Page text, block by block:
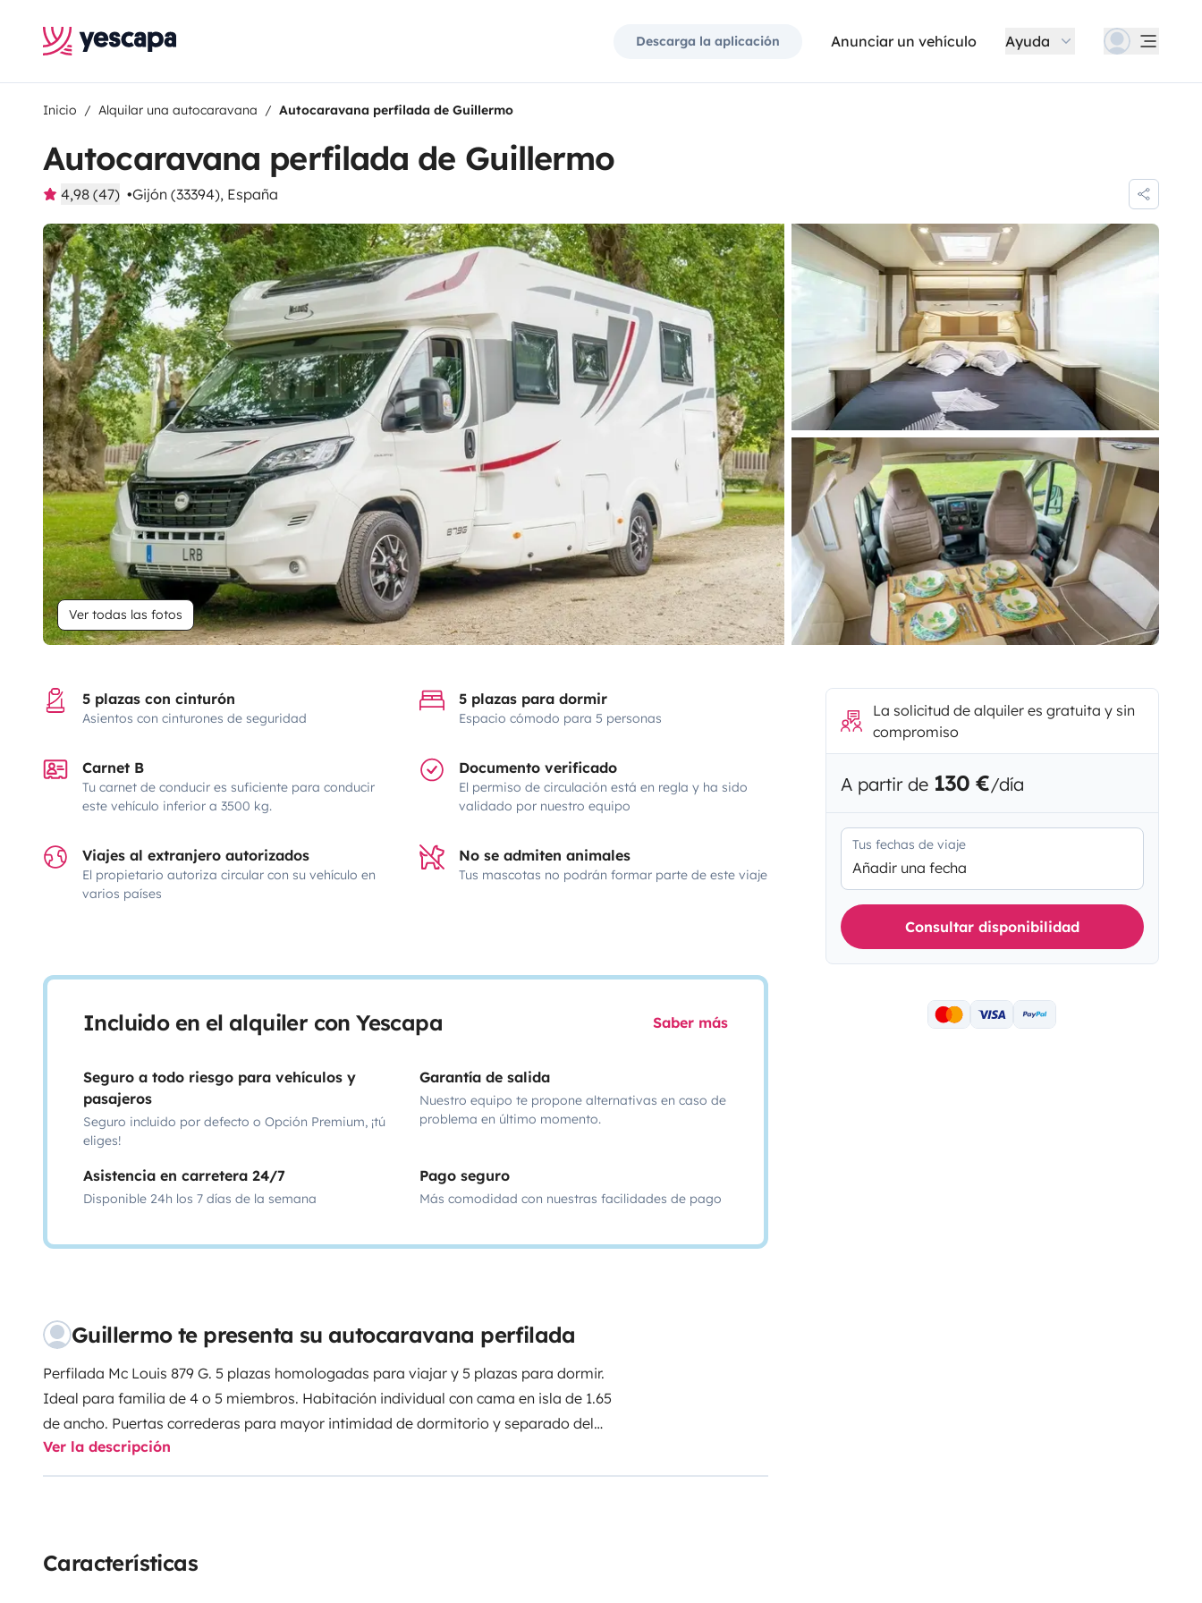
Descarga la aplicación Anunciar un vehículo Ayuda
Inicio Alquilar una autocaravana Autocaravana perfilada de Guillermo
Autocaravana perfilada de Guillermo
4,98 (47) Gijón (33394), España
Ver todas las fotos
5 plazas con cinturón
Asientos con cinturones de seguridad
5 plazas para dormir
Espacio cómodo para 5 personas
Carnet B
Tu carnet de conducir es suficiente para conducir
este vehículo inferior a 3500 kg.
Documento verificado
El permiso de circulación está en regla y ha sido
validado por nuestro equipo
Viajes al extranjero autorizados
El propietario autoriza circular con su vehículo en
varios países
No se admiten animales
Tus mascotas no podrán formar parte de este viaje
Incluido en el alquiler con Yescapa Saber más
Seguro a todo riesgo para vehículos y
pasajeros
Seguro incluido por defecto o Opción Premium, ¡tú
eliges!
Garantía de salida
Nuestro equipo te propone alternativas en caso de
problema en último momento.
Asistencia en carretera 24/7
Disponible 24h los 7 días de la semana
Pago seguro
Más comodidad con nuestras facilidades de pago
Guillermo te presenta su autocaravana perfilada
Perfilada Mc Louis 879 G. 5 plazas homologadas para viajar y 5 plazas para dormir.
Ideal para familia de 4 o 5 miembros. Habitación individual con cama en isla de 1.65
de ancho. Puertas correderas para mayor intimidad de dormitorio y separado del
baño. Grandes armarios percheros y puertas. Luces led táctiles. 4 enchufes USB para
teléfonos móviles u otros dispositivos.Cama basculante central de 1.20 para 2
vehiculo. Cocina con 3 fuegos y campana extractora. Nevera y congelador grandes de
Ver la descripción
Características
La solicitud de alquiler es gratuita y sin
compromiso
A partir de 130 €/día
Tus fechas de viaje
Añadir una fecha
Consultar disponibilidad